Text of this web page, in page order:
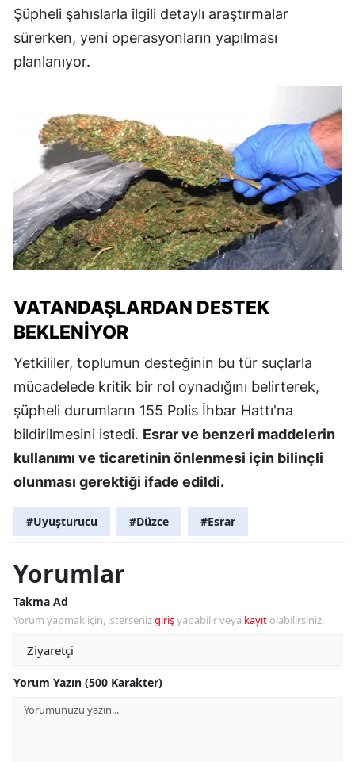
Şüpheli şahıslarla ilgili detaylı araştırmalar
sürerken, yeni operasyonların yapılması
planlanıyor.
VATANDAŞLARDAN DESTEK
BEKLENIYOR
Yetkililer, toplumun desteğinin bu tür suçlarla
mücadelede kritik bir rol oynadığını belirterek,
şüpheli durumların 155 Polis İhbar Hattı'na
bildirilmesini istedi. Esrar ve benzeri maddelerin
kullanımı ve ticaretinin önlenmesi için bilinçli
olunması gerektiği ifade edildi.
#Uyuşturucu #Düzce #Esrar
Yorumlar
Takma Ad
Yorum yapmak için, istersenizgirişyapabilir veya kayıt olabilirsiniz.
Yorum Yazın (500 Karakter)